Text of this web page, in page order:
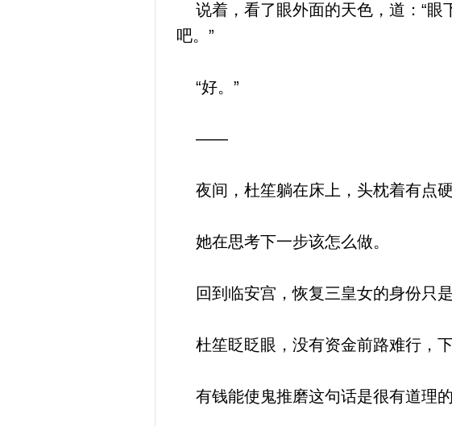
说着，看了眼外面的天色，道：“眼
吧。”
“好。”
——
夜间，杜笙躺在床上，头枕着有点硬
她在思考下一步该怎么做。
回到临安宫，恢复三皇女的身份只
杜笙眨眨眼，没有资金前路难行，下
有钱能使鬼推磨这句话是很有道理